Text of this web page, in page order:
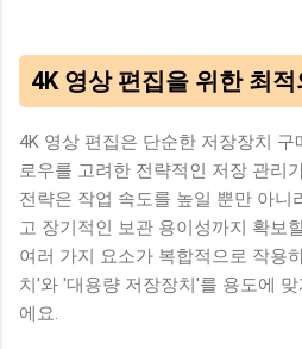
4K 영상 편집을 위한 최
4K 영상 편집은 단순한 저장장치
로우를 고려한 전략적인 저장 관리
전략은 작업 속도를 높일 뿐만 아니
고 장기적인 보관 용이성까지 확보
여러 가지 요소가 복합적으로 작용
치'와 '대용량 저장장치'를 용도에
에요.